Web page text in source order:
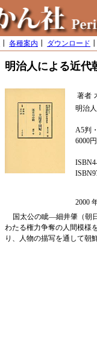
各種案内 ダウンロード
明治人による近
著者
明治
A5判
6000
2000
国太公の眦―細井肇（朝
わたる権力争奪の人間模様
り、人物の描写を通して朝